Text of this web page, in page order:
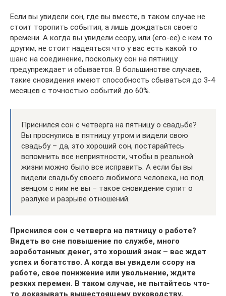
Если вы увидели сон, где вы вместе, в таком случае не
стоит торопить события, а лишь дождаться своего
времени. А когда вы увидели ссору, или (его-ее) с кем то
другим, не стоит надеяться что у вас есть какой то
шанс на соединение, поскольку сон на пятницу
предупреждает и сбывается. В большинстве случаев,
такие сновидения имеют способность сбываться до 3-4
месяцев с точностью событий до 60%.
Приснился сон с четверга на пятницу о свадьбе?
Вы проснулись в пятницу утром и видели свою
свадьбу – да, это хороший сон, постарайтесь
вспомнить все неприятности, чтобы в реальной
жизни можно было все исправить. А если бы вы
видели свадьбу своего любимого человека, но под
венцом с ним не вы – такое сновидение сулит о
разлуке и разрыве отношений.
Приснился сон с четверга на пятницу о работе?
Видеть во сне повышение по службе, много
заработанных денег, это хороший знак – вас ждет
успех и богатство. А когда вы увидели ссору на
работе, свое понижение или увольнение, ждите
резких перемен. В таком случае, не пытайтесь что-
то доказывать вышестоящему руководству,